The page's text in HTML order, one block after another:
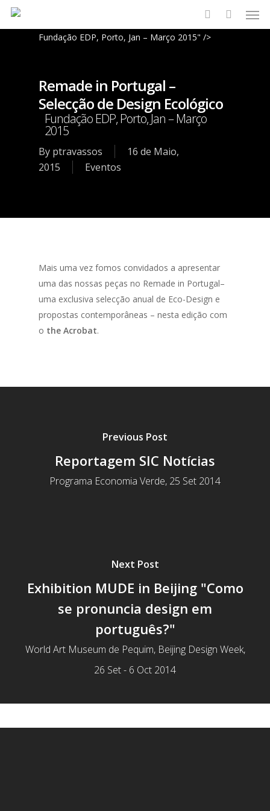
Skip
search
Fundação EDP, Porto, Jan – Março 2015" />
Remade in Portugal –
Selecção de Design Ecológico
Fundação EDP, Porto, Jan – Março
2015
By ptravassos
16 de Maio,
2015
Eventos
Mais uma vez fomos convidados a apresentar
uma das nossas peças no Remade in Portugal–
uma exclusiva selecção anual de Eco-Design e
propostas contemporâneas – nesta edição com
o the Acrobat.
Previous Post
Reportagem SIC Notícias
Programa Economia Verde, 25 Set 2014
Next Post
Exhibition MUDE in Beijing "Como
se pronuncia design em
português?"
World Art Museum de Pequim, Beijing Design Week,
26 Set - 6 Oct 2014